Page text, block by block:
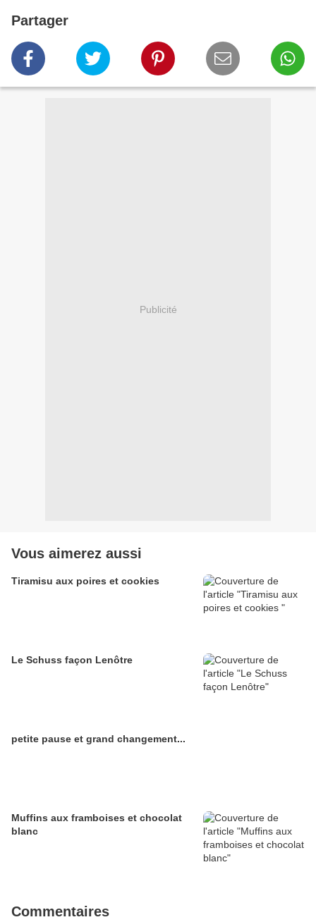
Partager
Publicité
Vous aimerez aussi
Tiramisu aux poires et cookies
Le Schuss façon Lenôtre
petite pause et grand changement...
Muffins aux framboises et chocolat
blanc
Commentaires